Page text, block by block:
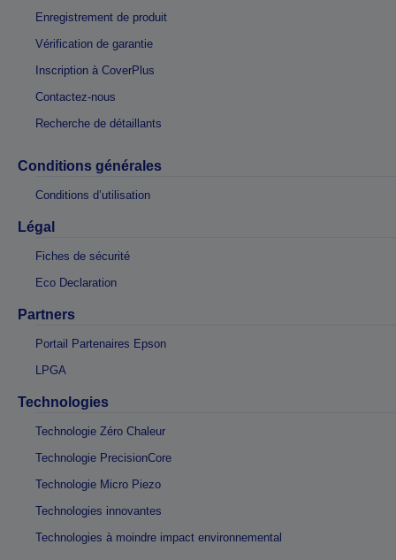
Enregistrement de produit
Vérification de garantie
Inscription à CoverPlus
Contactez-nous
Recherche de détaillants
Conditions générales
Conditions d’utilisation
Légal
Fiches de sécurité
Eco Declaration
Partners
Portail Partenaires Epson
LPGA
Technologies
Technologie Zéro Chaleur
Technologie PrecisionCore
Technologie Micro Piezo
Technologies innovantes
Technologies à moindre impact environnemental